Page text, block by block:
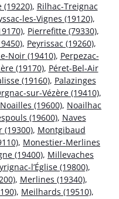
(19220), Rilhac-Treignac
les-Vignes (19120),
, Pierrefitte (79330),
, Peyrissac (19260),
Noir (19410), Perpezac-
(19170), Péret-Bel-Air
(19160), Palazinges
sur-Vézère (19410),
Noailles (19600), Noailhac
(19600), Naves
(19300), Montgibaud
, Monestier-Merlines
(19400), Millevaches
l’Église (19800),
, Merlines (19340),
, Meilhards (19510),